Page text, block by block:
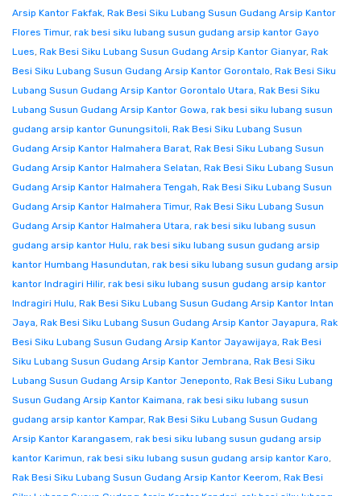
Arsip Kantor Fakfak, Rak Besi Siku Lubang Susun Gudang Arsip Kantor
Flores Timur, rak besi siku lubang susun gudang arsip kantor Gayo
Lues, Rak Besi Siku Lubang Susun Gudang Arsip Kantor Gianyar, Rak
Besi Siku Lubang Susun Gudang Arsip Kantor Gorontalo, Rak Besi Siku
Lubang Susun Gudang Arsip Kantor Gorontalo Utara, Rak Besi Siku
Lubang Susun Gudang Arsip Kantor Gowa, rak besi siku lubang susun
gudang arsip kantor Gunungsitoli, Rak Besi Siku Lubang Susun
Gudang Arsip Kantor Halmahera Barat, Rak Besi Siku Lubang Susun
Gudang Arsip Kantor Halmahera Selatan, Rak Besi Siku Lubang Susun
Gudang Arsip Kantor Halmahera Tengah, Rak Besi Siku Lubang Susun
Gudang Arsip Kantor Halmahera Timur, Rak Besi Siku Lubang Susun
Gudang Arsip Kantor Halmahera Utara, rak besi siku lubang susun
gudang arsip kantor Hulu, rak besi siku lubang susun gudang arsip
kantor Humbang Hasundutan, rak besi siku lubang susun gudang arsip
kantor Indragiri Hilir, rak besi siku lubang susun gudang arsip kantor
Indragiri Hulu, Rak Besi Siku Lubang Susun Gudang Arsip Kantor Intan
Jaya, Rak Besi Siku Lubang Susun Gudang Arsip Kantor Jayapura, Rak
Besi Siku Lubang Susun Gudang Arsip Kantor Jayawijaya, Rak Besi
Siku Lubang Susun Gudang Arsip Kantor Jembrana, Rak Besi Siku
Lubang Susun Gudang Arsip Kantor Jeneponto, Rak Besi Siku Lubang
Susun Gudang Arsip Kantor Kaimana, rak besi siku lubang susun
gudang arsip kantor Kampar, Rak Besi Siku Lubang Susun Gudang
Arsip Kantor Karangasem, rak besi siku lubang susun gudang arsip
kantor Karimun, rak besi siku lubang susun gudang arsip kantor Karo,
Rak Besi Siku Lubang Susun Gudang Arsip Kantor Keerom, Rak Besi